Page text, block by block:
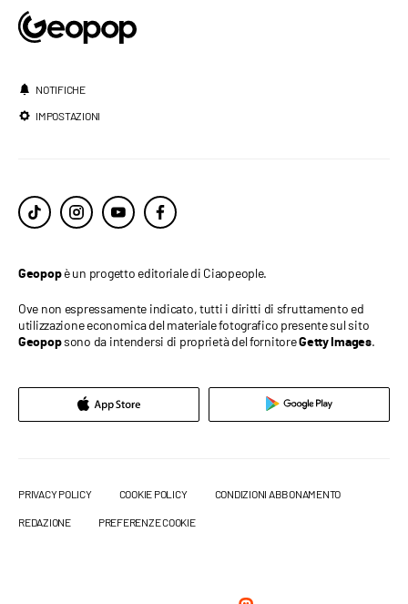
NOTIFICHE
IMPOSTAZIONI
Geopopè un progetto editoriale di Ciaopeople.
Ove non espressamente indicato, tutti i diritti di sfruttamento ed
utilizzazione economica del materiale fotografico presente sul sito
Geopopsono da intendersi di proprietà del fornitoreGetty Images.
PRIVACY POLICY COOKIE POLICY CONDIZIONI ABBONAMENTO
REDAZIONE PREFERENZE COOKIE